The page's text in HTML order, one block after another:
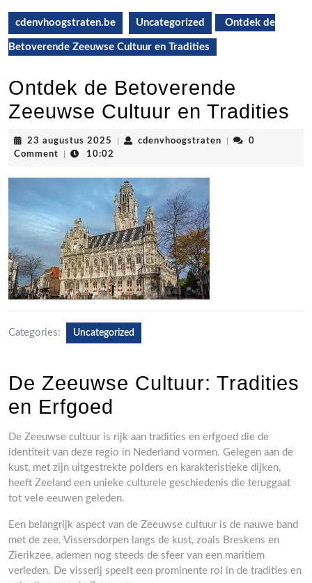
cdenvhoogstraten.be Uncategorized Ontdek de
Betoverende Zeeuwse Cultuur en Tradities
Ontdek de Betoverende
Zeeuwse Cultuur en Tradities
23 augustus 2025 23
augustus
cdenvhoogstraten cdenvhoogstraten
0
Comment
10:02
Categories: Uncategorized
De Zeeuwse Cultuur: Tradities
en Erfgoed
De Zeeuwse cultuur is rijk aan tradities en erfgoed die de
identiteit van deze regio in Nederland vormen. Gelegen aan de
kust, met zijn uitgestrekte polders en karakteristieke dijken,
heeft Zeeland een unieke culturele geschiedenis die teruggaat
tot vele eeuwen geleden.
Een belangrijk aspect van de Zeeuwse cultuur is de nauwe band
met de zee. Vissersdorpen langs de kust, zoals Breskens en
Zierikzee, ademen nog steeds de sfeer van een maritiem
verleden. De visserij speelt een prominente rol in de tradities en